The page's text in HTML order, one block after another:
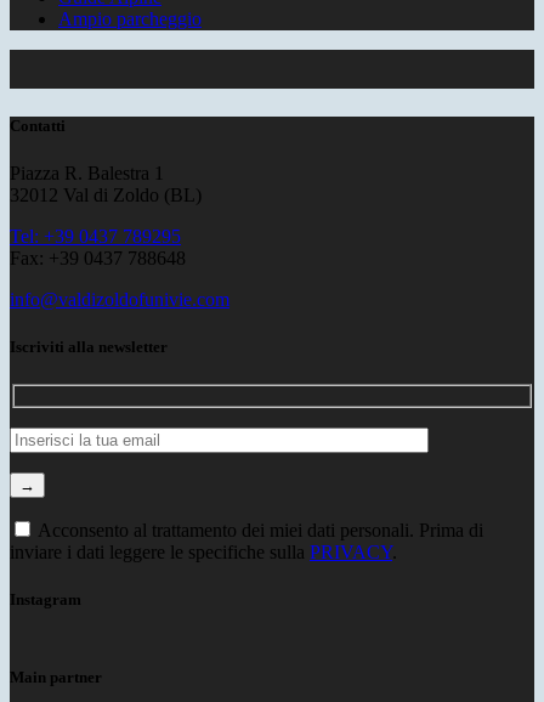
Ampio parcheggio
Contatti
Piazza R. Balestra 1
32012 Val di Zoldo (BL)
Tel: +39 0437 789295
Fax: +39 0437 788648
info@valdizoldofunivie.com
Iscriviti alla newsletter
Acconsento al trattamento dei miei dati personali. Prima di
inviare i dati leggere le specifiche sulla PRIVACY.
Instagram
Main partner